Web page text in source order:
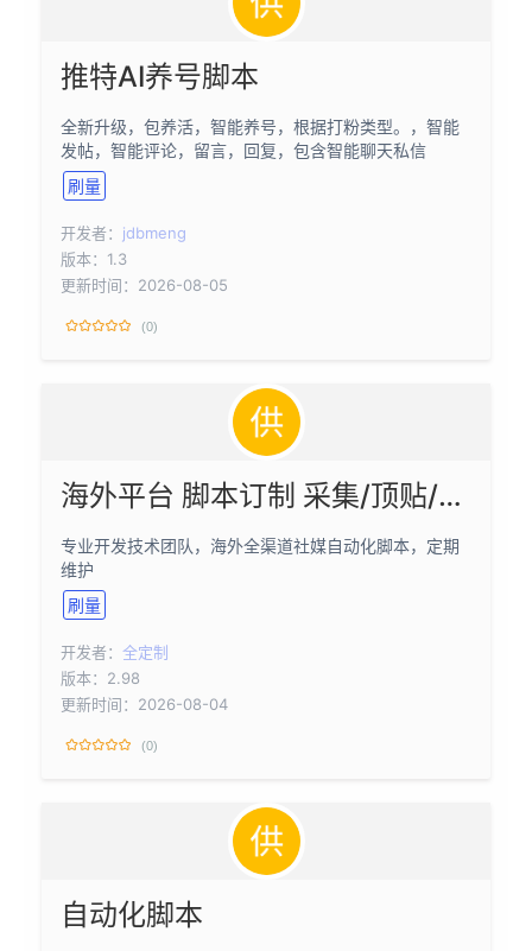
推特AI养号脚本
全新升级，包养活，智能养号，根据打粉类型。，智能
发帖，智能评论，留言，回复，包含智能聊天私信
刷量
开发者： jdbmeng
版本：1.3
更新时间：2026-08-05
(0)
海外平台 脚本订制 采集/顶贴/转贴/私信群发等
专业开发技术团队，海外全渠道社媒自动化脚本，定期
维护
刷量
开发者： 全定制
版本：2.98
更新时间：2026-08-04
(0)
自动化脚本